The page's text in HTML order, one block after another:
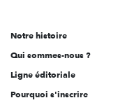
l'engagement
Notre histoire
Qui sommes-nous ?
Ligne éditoriale
Pourquoi s'inscrire